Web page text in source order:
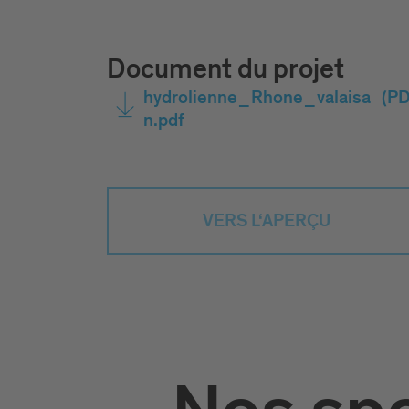
Document du projet
hydrolienne_Rhone_valaisa
n.pdf
VERS L‘APERÇU